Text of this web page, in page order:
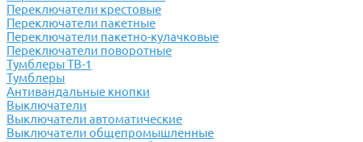
Переключатели крестовые
Переключатели пакетные
Переключатели пакетно-кулачковые
Переключатели поворотные
Тумблеры ТВ-1
Тумблеры
Антивандальные кнопки
Выключатели
Выключатели автоматические
Выключатели общепромышленные